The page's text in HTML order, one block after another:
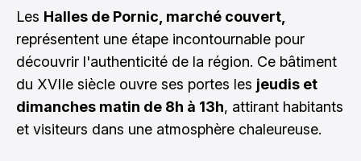
Les Halles de Pornic, marché couvert,
représentent une étape incontournable pour
découvrir l'authenticité de la région. Ce bâtiment
du XVIIe siècle ouvre ses portes les jeudis et
dimanches matin de 8h à 13h, attirant habitants
et visiteurs dans une atmosphère chaleureuse.